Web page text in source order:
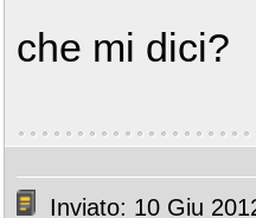
che mi dici?
Inviato: 10 Giu